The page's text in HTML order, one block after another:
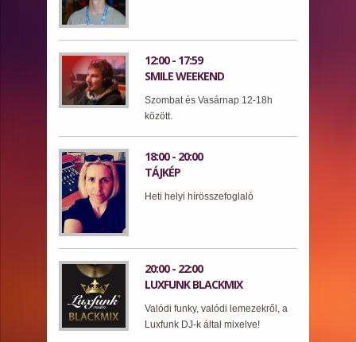
12:00 - 17:59
SMILE WEEKEND
Szombat és Vasárnap 12-18h
között.
18:00 - 20:00
TÁJKÉP
Heti helyi hírösszefoglaló
20:00 - 22:00
LUXFUNK BLACKMIX
Valódi funky, valódi lemezekről, a
Luxfunk DJ-k által mixelve!